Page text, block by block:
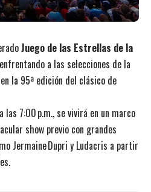
Juego de las Estrellas de la
a las selecciones de la
la 95ª edición del clásico de
las 7:00 p.m., se vivirá en un marco
show previo con grandes
Jermaine Dupri y Ludacris a partir